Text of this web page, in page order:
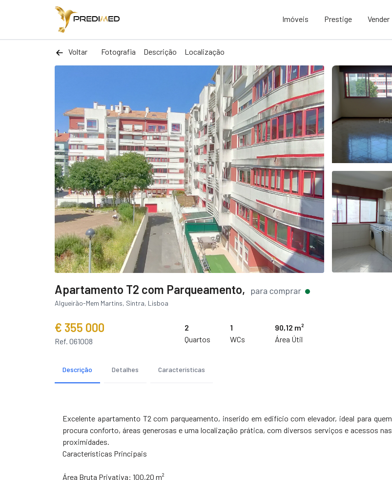
Imóveis Prestige Vender
Voltar Fotografia Descrição Localização
Apartamento T2 com Parqueamento, para comprar
Algueirão-Mem Martins, Sintra, Lisboa
€ 355 000
Ref. 061008
2
Quartos
1
WCs
90,12 m²
Área Útil
Descrição Detalhes Características
Excelente apartamento T2 com parqueamento, inserido em edifício com elevador, ideal para quem
procura conforto, áreas generosas e uma localização prática, com diversos serviços e acessos nas
proximidades.
Características Principais
Área Bruta Privativa: 100,20 m²